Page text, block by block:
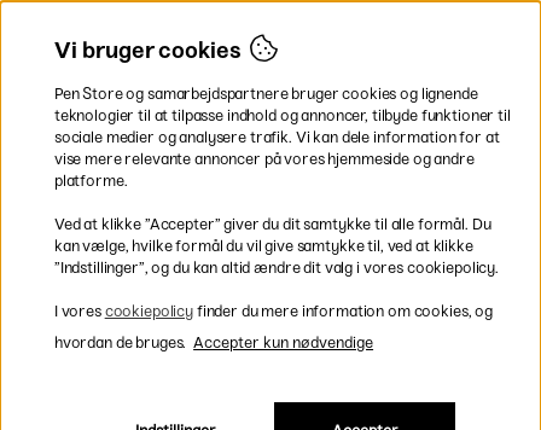
EU
* Specifikkefragtvilkår gælder for
voluminøse varer.
Hurtig levering til hele Danmark
Vi bruger cookies
Pen Store og samarbejdspartnere bruger cookies og lignende
teknologier til at tilpasse indhold og annoncer, tilbyde funktioner til
sociale medier og analysere trafik. Vi kan dele information for at
vise mere relevante annoncer på vores hjemmeside og andre
platforme.
Ved at klikke ”Accepter” giver du dit samtykke til alle formål. Du
kan vælge, hvilke formål du vil give samtykke til, ved at klikke
”Indstillinger”, og du kan altid ændre dit valg i vores cookiepolicy.
I vores cookiepolicyfinder du mere information om cookies, og
hvordan de bruges. Accepter kun nødvendige